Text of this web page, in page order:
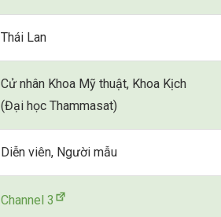
Thái Lan
Cử nhân Khoa Mỹ thuật, Khoa Kịch
(Đại học Thammasat)
Diễn viên, Người mẫu
Channel 3